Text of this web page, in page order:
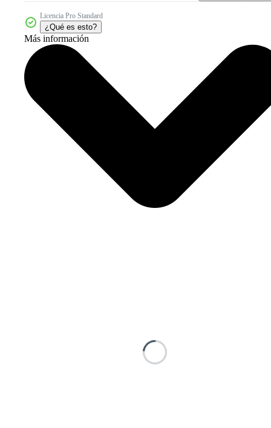
Licencia Pro Standard
¿Qué es esto?
Más información